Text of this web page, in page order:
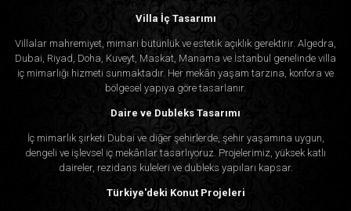
Villa İç Tasarımı
Villalar mahremiyet, mimari bütünlük ve estetik açıklık gerektirir. Algedra,
Dubai, Riyad, Doha, Kuveyt, Maskat, Manama ve İstanbul genelinde villa
iç mimarlığı hizmeti sunmaktadır. Her mekân yaşam tarzına, konfora ve
bölgesel yapıya göre tasarlanır.
Daire ve Dubleks Tasarımı
İç mimarlık şirketi Dubai ve diğer şehirlerde, şehir yaşamına uygun,
dengeli ve işlevsel iç mekânlar tasarlıyoruz. Projelerimiz, yüksek katlı
daireler, rezidans kuleleri ve dubleks yapıları kapsar.
Türkiye'deki Konut Projeleri